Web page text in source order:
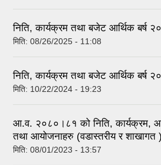
निति, कार्यक्रम तथा बजेट आर्थिक बर्ष
मिति: 08/26/2025 - 11:08
निति, कार्यक्रम तथा बजेट आर्थिक बर्ष
मिति: 10/22/2024 - 19:23
आ.व. २०८०।८१ को निति, कार्यक्रम,
तथा आयोजनाहरु (वडास्तरीय र शाखागत
मिति: 08/01/2023 - 13:57